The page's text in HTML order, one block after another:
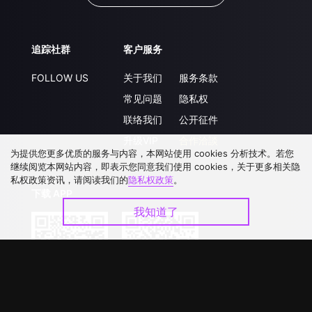
追踪社群
FOLLOW US
客户服务
关于我们
常见问题
联络我们
服务条款
隐私权
公开征件
为提供您更多优质的服务与内容，本网站使用 cookies 分析技术。若您
继续阅览本网站内容，即表示您同意我们使用 cookies，关于更多相关隐
私权政策资讯，请阅读我们的隐私权政策。
我知道了